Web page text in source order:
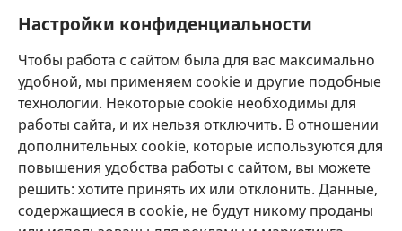
Настройки конфиденциальности
Чтобы работа с сайтом была для вас максимально
удобной, мы применяем cookie и другие подобные
технологии. Некоторые cookie необходимы для
работы сайта, и их нельзя отключить. В отношении
дополнительных cookie, которые используются для
повышения удобства работы с сайтом, вы можете
решить: хотите принять их или отклонить. Данные,
содержащиеся в cookie, не будут никому проданы
Пожертвования
в
новом
окне)
ОНЛАЙН-БИБЛИОТЕКА Сторожевой башни
(открывается
новом
окне)
JW Hub®
(открывается
в
новом
окне)
JW Library ®
Watchtower Library